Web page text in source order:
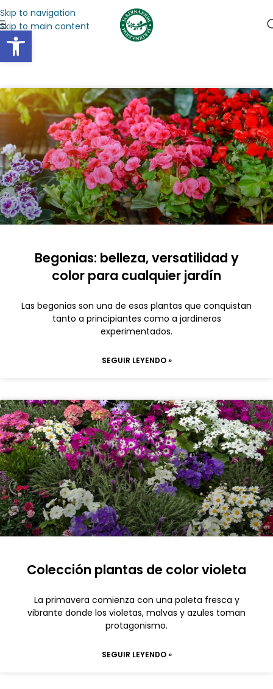
Abrir barra de herramientas
Skip to navigation
Skip to main content
Begonias: belleza, versatilidad y
color para cualquier jardín
Las begonias son una de esas plantas que conquistan
tanto a principiantes como a jardineros
experimentados.
SEGUIR LEYENDO »
Colección plantas de color violeta
La primavera comienza con una paleta fresca y
vibrante donde los violetas, malvas y azules toman
protagonismo.
SEGUIR LEYENDO »